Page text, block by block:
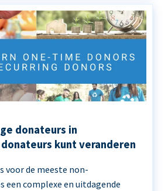
donateurs in
kunt veranderen
voor de meeste non-
complexe en uitdagende